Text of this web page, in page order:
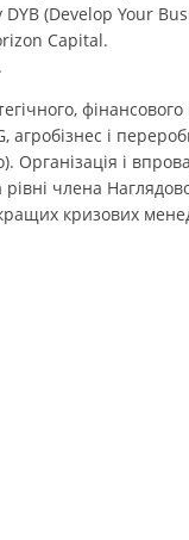
DYB (Develop Your
Capital.
агробізнес і
Організація і
члена
кризових